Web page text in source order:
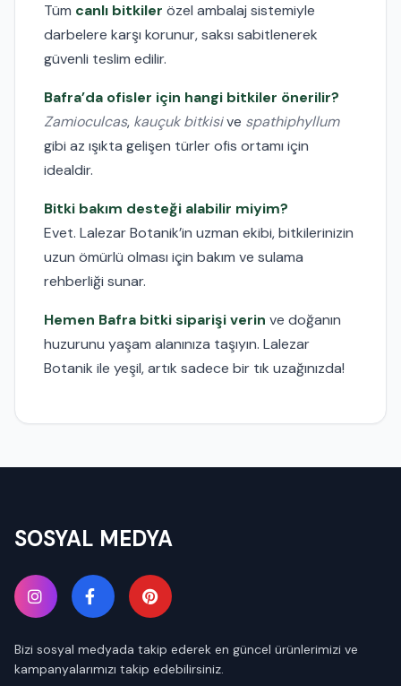
Tüm canlı bitkiler özel ambalaj sistemiyle
darbelere karşı korunur, saksı sabitlenerek
güvenli teslim edilir.
Bafra’da ofisler için hangi bitkiler önerilir?
Zamioculcas, kauçuk bitkisive spathiphyllum
gibi az ışıkta gelişen türler ofis ortamı için
idealdir.
Bitki bakım desteği alabilir miyim?
Evet. Lalezar Botanik’in uzman ekibi, bitkilerinizin
uzun ömürlü olması için bakım ve sulama
rehberliği sunar.
Hemen Bafra bitki siparişi verin ve doğanın
huzurunu yaşam alanınıza taşıyın. Lalezar
Botanik ile yeşil, artık sadece bir tık uzağınızda!
SOSYAL MEDYA
Bizi sosyal medyada takip ederek en güncel ürünlerimizi ve
kampanyalarımızı takip edebilirsiniz.